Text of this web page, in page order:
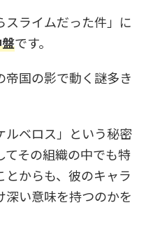
スライムだった件」に
です。
帝国の影で動く謎多き
ルベロス」という秘密
その組織の中でも特
からも、彼のキャラ
深い意味を持つのかを